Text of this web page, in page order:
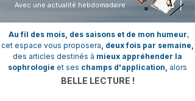
Avec une actualité hebdomadaire
Au fil des mois, des saisons et de mon humeur,
cet espace vous proposera, deux fois par semaine,
des articles destinés à mieux appréhender la
sophrologie et ses champs d'application, alors
BELLE LECTURE !